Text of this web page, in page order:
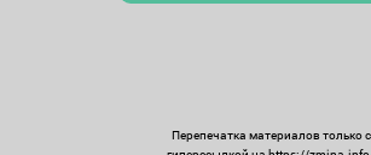
Перепечатка материалов только с